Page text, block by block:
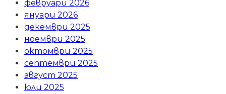
февруари 2026
януари 2026
декември 2025
ноември 2025
октомври 2025
септември 2025
август 2025
юли 2025